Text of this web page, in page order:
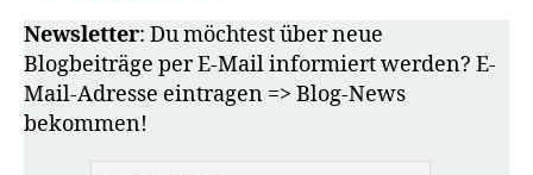
Newsletter: Du möchtest über neue
Blogbeiträge per E-Mail informiert werden? E-
Mail-Adresse eintragen => Blog-News
bekommen!